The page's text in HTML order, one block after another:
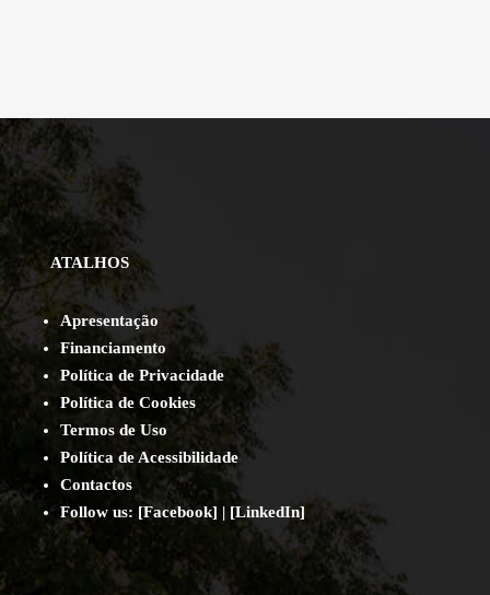
ATALHOS
Apresentação
Financiamento
Política de Privacidade
Política de Cookies
Termos de Uso
Política de Acessibilidade
Contactos
Follow us: [Facebook] | [LinkedIn]